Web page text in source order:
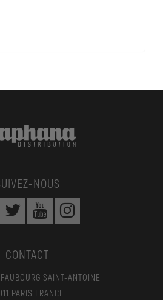
NOUS
CONTACT
SAINT-ANTOINE
PARIS FRANCE